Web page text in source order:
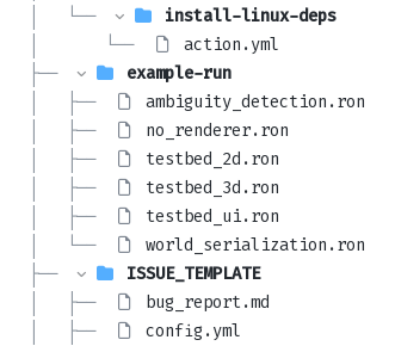
│   │   └──
install-linux-deps
│   │       └──
action.yml
│   ├──
example-run
│   │   ├──
ambiguity_detection.ron
│   │   ├──
no_renderer.ron
│   │   ├──
testbed_2d.ron
│   │   ├──
testbed_3d.ron
│   │   ├──
testbed_ui.ron
│   │   └──
world_serialization.ron
│   ├──
ISSUE_TEMPLATE
│   │   ├──
bug_report.md
│   │   ├──
config.yml